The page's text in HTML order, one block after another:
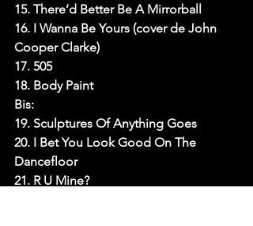
15. There’d Better Be A Mirrorball
16. I Wanna Be Yours (cover de John
Cooper Clarke)
17. 505
18. Body Paint
Bis:
19. Sculptures Of Anything Goes
20. I Bet You Look Good On The
Dancefloor
21. R U Mine?